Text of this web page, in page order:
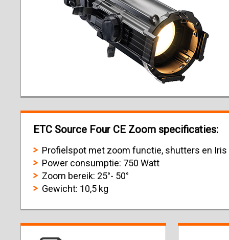
ETC Source Four CE Zoom specificaties:
Profielspot met zoom functie, shutters en Iris
Power consumptie: 750 Watt
Zoom bereik: 25°- 50°
Gewicht: 10,5 kg